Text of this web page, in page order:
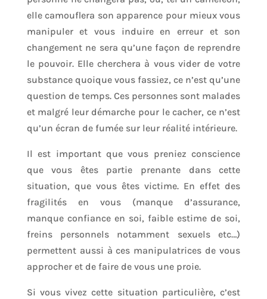
elle camouflera son apparence pour mieux vous
manipuler et vous induire en erreur et son
changement ne sera qu’une façon de reprendre
le pouvoir. Elle cherchera à vous vider de votre
substance quoique vous fassiez, ce n’est qu’une
question de temps. Ces personnes sont malades
et malgré leur démarche pour le cacher, ce n’est
qu’un écran de fumée sur leur réalité intérieure.
Il est important que vous preniez conscience
que vous êtes partie prenante dans cette
situation, que vous êtes victime. En effet des
fragilités en vous (manque d’assurance,
manque confiance en soi, faible estime de soi,
freins personnels notamment sexuels etc…)
permettent aussi à ces manipulatrices de vous
approcher et de faire de vous une proie.
Si vous vivez cette situation particulière, c’est